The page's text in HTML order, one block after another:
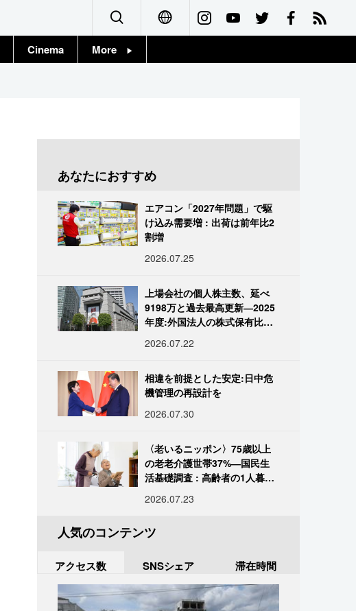
العربية
Русский
Cinema More
東京
お知らせ
あなたにおすすめ
エアコン「2027年問題」で駆
け込み需要増 : 出荷は前年比2
割増
2026.07.25
上場会社の個人株主数、延べ
9198万と過去最高更新―2025
年度:外国法人の株式保有比率
2026.07.22
相違を前提とした安定:日中危
機管理の再設計を
2026.07.30
〈老いるニッポン〉75歳以上
の老老介護世帯37%―国民生
活基礎調査 : 高齢者の1人暮ら
2026.07.23
人気のコンテンツ
アクセス数 SNSシェア 滞在時間